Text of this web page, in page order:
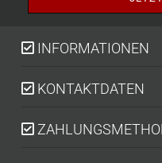
INFORMATIONEN
KONTAKTDATEN